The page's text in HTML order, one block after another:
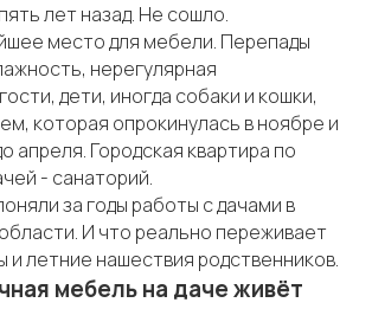
лет назад. Не сошло.
место для мебели. Перепады
нерегулярная
дети, иногда собаки и кошки,
которая опрокинулась в ноябре и
апреля. Городская квартира по
- санаторий.
за годы работы с дачами в
И что реально переживает
и летние нашествия родственников.
мебель на даче живёт